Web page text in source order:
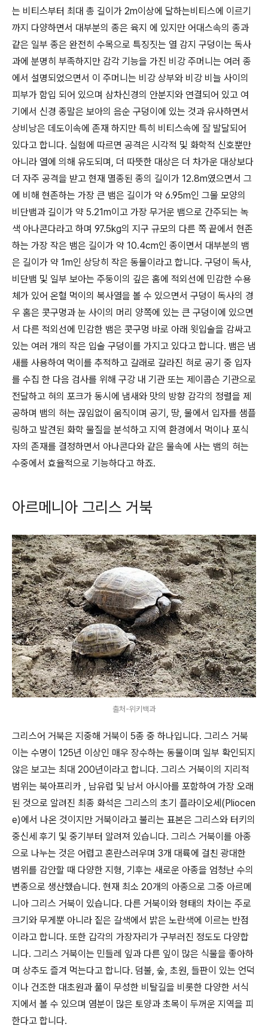
는 비티스부터 최대 총 길이가 2m이상에 달하는비티스에 이르기
까지 다양하면서 대부분의 종은 육지 에 있지만 어대스속의 종과
같은 일부 종은 완전히 수목으로 특징짓는 열 감지 구덩이는 독사
과에 분명히 부족하지만 감각 기능을 가진 비강 주머니는 여러 종
에서 설명되었으면서 이 주머니는 비강 상부와 비강 비늘 사이의
피부가 함입 되어 있으며 삼차신경의 안분지와 연결되어 있고 여
기에서 신경 종말은 보아의 음순 구덩이에 있는 것과 유사하면서
상비낭은 데도이속에 존재 하지만 특히 비티스속에 잘 발달되어
있다고 합니다. 실험에 따르면 공격은 시각적 및 화학적 신호뿐만
아니라 열에 의해 유도되며, 더 따뜻한 대상은 더 차가운 대상보다
더 자주 공격을 받고 현재 멸종된 종의 길이가 12.8m였으면서 그
에 비해 현존하는 가장 큰 뱀은 길이가 약 6.95m인 그물 모양의
비단뱀과 길이가 약 5.21m이고 가장 무거운 뱀으로 간주되는 녹
색 아나콘다라고 하며 97.5kg의 지구 규모의 다른 쪽 끝에서 현존
하는 가장 작은 뱀은 길이가 약 10.4cm인 종이면서 대부분의 뱀
은 길이가 약 1m인 상당히 작은 동물이라고 합니다. 구덩이 독사,
비단뱀 및 일부 보아는 주둥이의 깊은 홈에 적외선에 민감한 수용
체가 있어 온혈 먹이의 복사열을 볼 수 있으면서 구덩이 독사의 경
우 홈은 콧구멍과 눈 사이의 머리 양쪽에 있는 큰 구덩이에 있으면
서 다른 적외선에 민감한 뱀은 콧구멍 바로 아래 윗입술을 감싸고
있는 여러 개의 작은 입술 구덩이를 가지고 있다고 합니다. 뱀은 냄
새를 사용하여 먹이를 추적하고 갈래로 갈라진 혀로 공기 중 입자
를 수집 한 다음 검사를 위해 구강 내 기관 또는 제이콥슨 기관으로
전달하고 혀의 포크가 동시에 냄새와 맛의 방향 감각의 정렬을 제
공하며 뱀의 혀는 끊임없이 움직이며 공기, 땅, 물에서 입자를 샘플
링하고 발견된 화학 물질을 분석하고 지역 환경에서 먹이나 포식
자의 존재를 결정하면서 아나콘다와 같은 물속에 사는 뱀의 혀는
수중에서 효율적으로 기능하다고 하죠.
아르메니아 그리스 거북
출처-위키백과
그리스어 거북은 지중해 거북이 5종 중 하나입니다. 그리스 거북
이는 수명이 125년 이상인 매우 장수하는 동물이며 일부 확인되지
않은 보고는 최대 200년이라고 합니다. 그리스 거북이의 지리적
범위는 북아프리카 , 남유럽 및 남서 아시아를 포함하여 가장 오래
된 것으로 알려진 최종 화석은 그리스의 초기 플라이오세(Pliocen
e)에서 나온 것이지만 거북이라고 불리는 표본은 그리스와 터키의
중신세 후기 및 중기부터 알려져 있습니다. 그리스 거북이를 아종
으로 나누는 것은 어렵고 혼란스러우며 3개 대륙에 걸친 광대한
범위를 감안할 때 다양한 지형, 기후는 새로운 아종을 엄청난 수의
변종으로 생산했습니다. 현재 최소 20개의 아종으로 그중 아르메
니아 그리스 거북이 있습니다. 다른 거북이와 형태의 차이는 주로
크기와 무게뿐 아니라 짙은 갈색에서 밝은 노란색에 이르는 반점
이라고 합니다. 또한 갑각의 가장자리가 구부러진 정도도 다양합
니다. 그리스 거북이는 민들레 잎과 다른 잎이 많은 식물을 좋아하
며 상추도 즐겨 먹는다고 합니다. 덤불, 숲, 초원, 들판이 있는 언덕
이나 건조한 대초원과 풀이 무성한 비탈길을 비롯한 다양한 서식
지에서 볼 수 있으며 염분이 많은 토양과 초목이 두꺼운 지역을 피
한다고 합니다.